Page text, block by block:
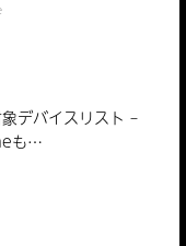
デバイスリスト –
も…